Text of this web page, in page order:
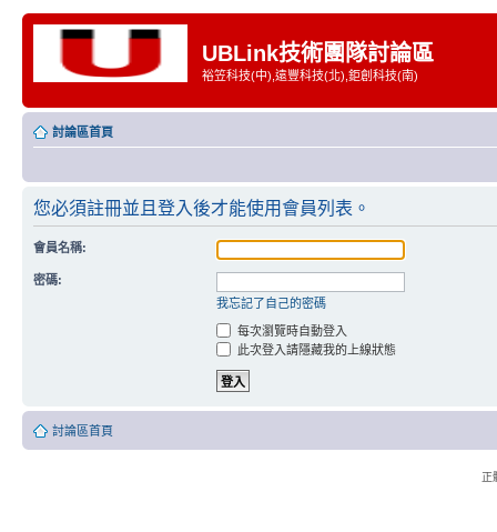
UBLink技術團隊討論區
裕笠科技(中),遠豐科技(北),鉅創科技(南)
討論區首頁
您必須註冊並且登入後才能使用會員列表。
會員名稱:
密碼:
我忘記了自己的密碼
每次瀏覽時自動登入
此次登入請隱藏我的上線狀態
討論區首頁
正